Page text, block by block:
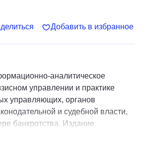
Добавить в избранное
аналитическое
управлении и практике
управляющих, органов
и судебной власти,
банкротства. Издание
управляющих, так и на
и сопровождением